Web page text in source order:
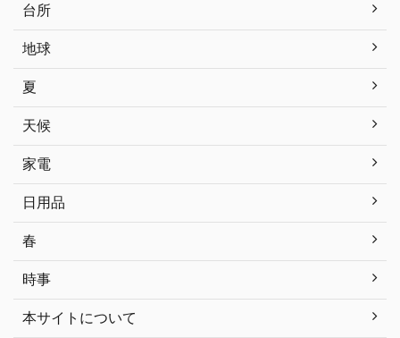
台所
地球
夏
天候
家電
日用品
春
時事
本サイトについて